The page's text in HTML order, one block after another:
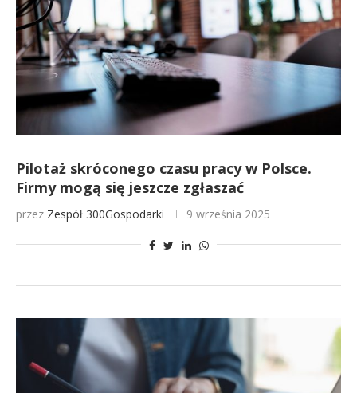
Pilotaż skróconego czasu pracy w Polsce.
Firmy mogą się jeszcze zgłaszać
przez Zespół 300Gospodarki 9 września 2025